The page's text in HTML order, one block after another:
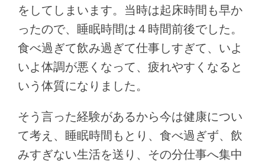
をしてしまいます。当時は起床時間も早か
ったので、睡眠時間は４時間前後でした。
食べ過ぎて飲み過ぎて仕事しすぎて、いよ
いよ体調が悪くなって、疲れやすくなると
いう体質になりました。
そう言った経験があるから今は健康につい
て考え、睡眠時間もとり、食べ過ぎず、飲
みすぎない生活を送り、その分仕事へ集中